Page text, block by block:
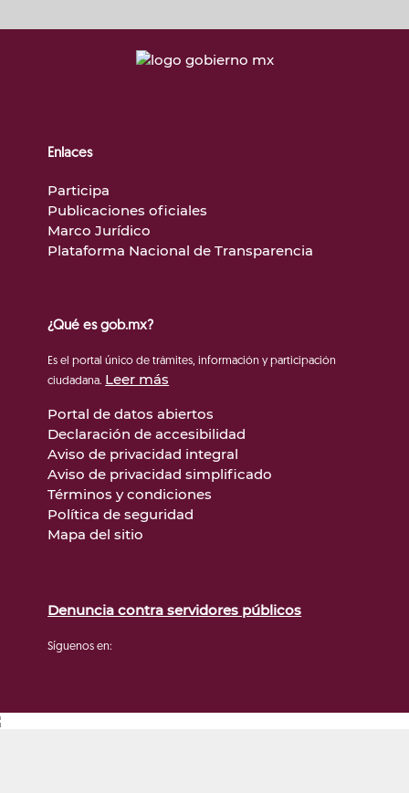
Enlaces
Participa
Publicaciones oficiales
Marco Jurídico
Plataforma Nacional de Transparencia
¿Qué es gob.mx?
Es el portal único de trámites, información y participación
ciudadana. Leer más
Portal de datos abiertos
Declaración de accesibilidad
Aviso de privacidad integral
Aviso de privacidad simplificado
Términos y condiciones
Política de seguridad
Mapa del sitio
Denuncia contra servidores públicos
Síguenos en: